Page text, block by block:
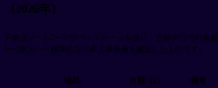
（2026年）
下表はゾーン2〜3で1ベッドルームを借り、自炊中心で外食週
1〜2回という標準的な日本人単身者を想定したものです。
項目 月額（£） 備考